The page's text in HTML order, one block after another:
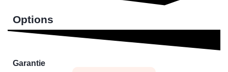
Options
Garantie